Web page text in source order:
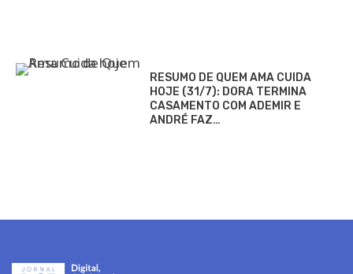
RESUMO DE QUEM AMA CUIDA
HOJE (31/7): DORA TERMINA
CASAMENTO COM ADEMIR E
ANDRÉ FAZ…